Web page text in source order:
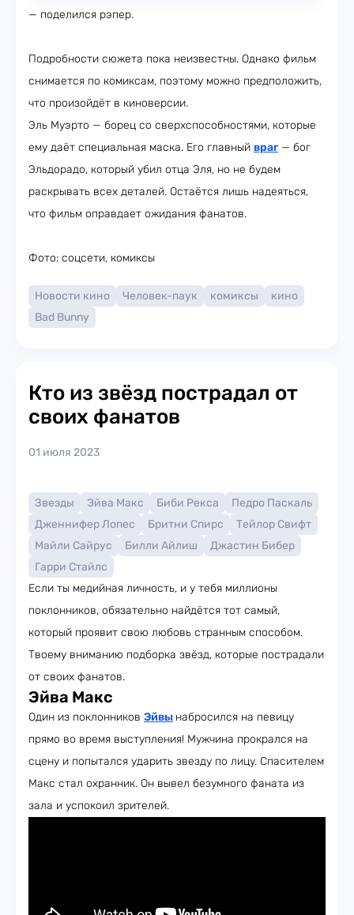
— поделился рэпер.
Подробности сюжета пока неизвестны. Однако фильм
снимается по комиксам, поэтому можно предположить,
что произойдёт в киноверсии.
Эль Муэрто — борец со сверхспособностями, которые
ему даёт специальная маска. Его главный враг— бог
Эльдорадо, который убил отца Эля, но не будем
раскрывать всех деталей. Остаётся лишь надеяться,
что фильм оправдает ожидания фанатов.
Фото: соцсети, комиксы
Новости кино Человек-паук комиксы
кино
Bad Bunny
Кто из звёзд пострадал от
своих фанатов
01 июля 2023
Звезды Эйва Макс Биби Рекса
Педро Паскаль
Дженнифер Лопес
Бритни Спирс
Тейлор Свифт
Майли Сайрус
Билли Айлиш
Джастин Бибер
Гарри Стайлс
Если ты медийная личность, и у тебя миллионы
поклонников, обязательно найдётся тот самый,
который проявит свою любовь странным способом.
Твоему вниманию подборка звёзд, которые пострадали
от своих фанатов.
Эйва Макс
Один из поклонников Эйвы набросился на певицу
прямо во время выступления! Мужчина прокрался на
сцену и попытался ударить звезду по лицу. Спасителем
Макс стал охранник. Он вывел безумного фаната из
зала и успокоил зрителей.